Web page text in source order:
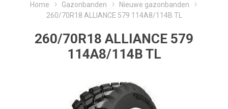
Home Gazonbanden
Nieuwe gazonbanden
260/70R18 ALLIANCE 579 114A8/114B TL
260/70R18 ALLIANCE 579
114A8/114B TL